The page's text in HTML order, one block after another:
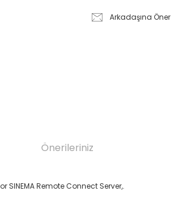
Arkadaşına Öner
Önerileriniz
SINEMA Remote Connect Server,.